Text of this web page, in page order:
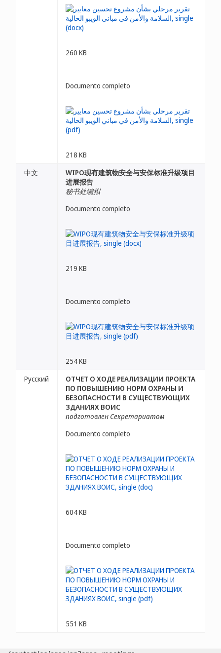
260 KB
Documento completo
218 KB
中文
WIPO现有建筑物安全与安保标准升级项目
进展报告
秘书处编拟
Documento completo
219 KB
Documento completo
254 KB
Русский
ОТЧЕТ О ХОДЕ РЕАЛИЗАЦИИ ПРОЕКТА
ПО ПОВЫШЕНИЮ НОРМ ОХРАНЫ И
БЕЗОПАСНОСТИ В СУЩЕСТВУЮЩИХ
ЗДАНИЯХ ВОИС
подготовлен Секретариатом
Documento completo
604 KB
Documento completo
551 KB